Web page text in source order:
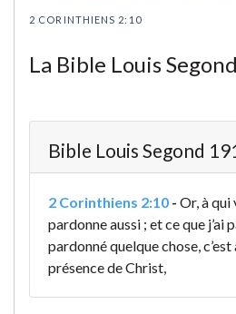
2 CORINTHIENS 2:10
La Bible Louis Segond
Bible Louis Segond
2 Corinthiens 2:10 - Or, à qui
pardonne aussi ; et ce que j’ai
pardonné quelque chose, c’est
présence de Christ,